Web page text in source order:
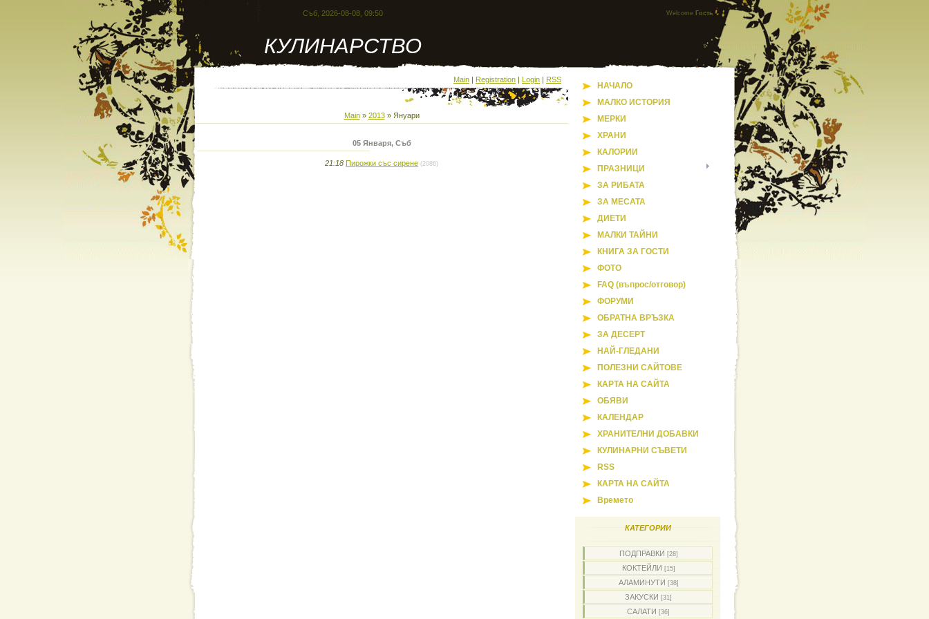
Съб, 2026-08-08, 09:50 Welcome Гость
КУЛИНАРСТВО
Main | Registration | Login | RSS
Main» 2013 » Януари
05 Января, Съб
21:18 Пирожки със сирене (2086)
НАЧАЛО
МАЛКО ИСТОРИЯ
МЕРКИ
ХРАНИ
КАЛОРИИ
ПРАЗНИЦИ
ЗА РИБАТА
ЗА МЕСАТА
ДИЕТИ
МАЛКИ ТАЙНИ
КНИГА ЗА ГОСТИ
ФОТО
FAQ (въпрос/отговор)
ФОРУМИ
ОБРАТНА ВРЪЗКА
ЗА ДЕСЕРТ
НАЙ-ГЛЕДАНИ
ПОЛЕЗНИ САЙТОВЕ
КАРТА НА САЙТА
ОБЯВИ
КАЛЕНДАР
ХРАНИТЕЛНИ ДОБАВКИ
КУЛИНАРНИ СЪВЕТИ
RSS
КАРТА НА САЙТА
Времето
КАТЕГОРИИ
ПОДПРАВКИ [28]
КОКТЕЙЛИ [15]
АЛАМИНУТИ [38]
ЗАКУСКИ [31]
САЛАТИ [36]